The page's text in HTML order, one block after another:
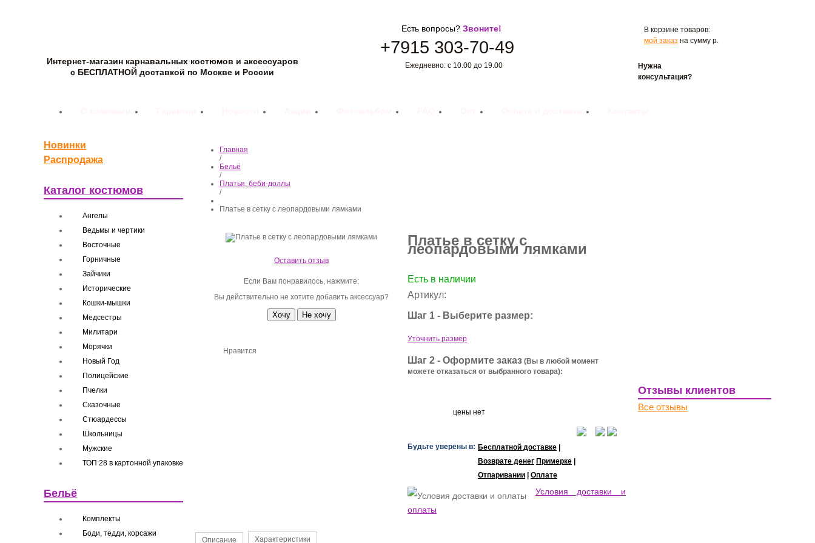
Интернет-магазин карнавальных костюмов и аксессуаров
с БЕСПЛАТНОЙ доставкой по Москве и России
Есть вопросы? Звоните!
+7915 303-70-49
Ежедневно: с 10.00 до 19.00
В корзине товаров:
мой заказ на сумму р.
Нужна
консультация?
Новинки
Распродажа
Каталог костюмов
Ангелы
Ведьмы и чертики
Восточные
Горничные
Зайчики
Исторические
Кошки-мышки
Медсестры
Милитари
Морячки
Новый Год
Полицейские
Пчелки
Сказочные
Стюардессы
Школьницы
Мужские
ТОП 28 в картонной упаковке
Бельё
Комплекты
Боди, тедди, корсажи
Главная
/
Бельё
/
Платья, беби-доллы
/
Платье в сетку с леопардовыми лямками
Оставить отзыв
Если Вам понравилось, нажмите:
Вы действительно не хотите добавить аксессуар?
Нравится
Платье в сетку с
леопардовыми лямками
Есть в наличии
Артикул:
Шаг 1 - Выберите размер:
Уточнить размер
Шаг 2 - Оформите заказ (Вы в любой момент
можете отказаться от выбранного товара):
цены нет
Будьте уверены в: Бесплатной доставке
Возврате денег Примерке
Отпаривании
Оплате
Условия доставки и
оплаты
Описание Характеристики
Отзывы клиентов
Все отзывы